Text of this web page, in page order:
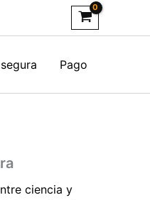
Pago
ciencia y